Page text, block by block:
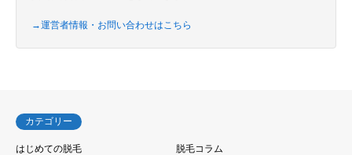
→運営者情報・お問い合わせはこちら
カテゴリー
はじめての脱毛
脱毛コラム